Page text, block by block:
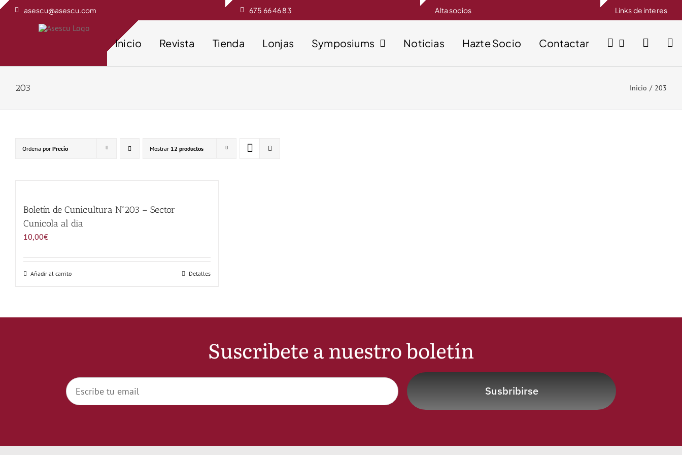
Saltar
asescu@asescu.com 675 66 46 83 Alta socios Links de interes
Inicio Revista Tienda Lonjas Symposiums Noticias Hazte Socio Contactar
203 Inicio 203
Ordena por Precio Mostrar 12 productos
Boletín de Cunicultura Nº203 – Sector
Cunicola al dia
10,00€
Añadir al carrito Detalles
Suscribete a nuestro boletín
Susbribirse